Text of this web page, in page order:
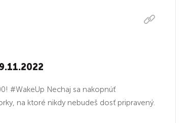
#WakeUp Nechaj sa nakopnúť
na ktoré nikdy nebudeš dosť pripravený.